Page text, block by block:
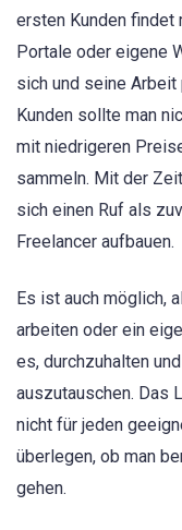
ersten Kunden findet
Portale oder eigene
sich und seine Arbeit
Kunden sollte man
mit niedrigeren
sammeln. Mit der
sich einen Ruf als
Freelancer aufbauen.
Es ist auch möglich,
arbeiten oder ein
es, durchzuhalten
auszutauschen. Das
nicht für jeden
überlegen, ob man
gehen.